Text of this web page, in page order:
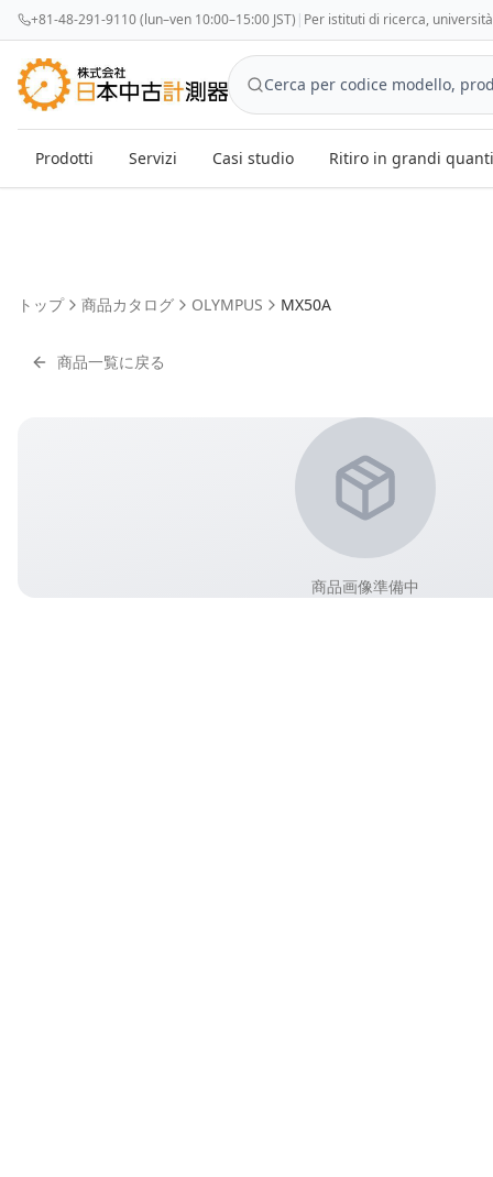
+81-48-291-9110 (lun–ven 10:00–15:00 JST) | Per istituti di ricerca,
Prodotti Servizi Casi studio Ritiro in grandi
トップ 商品カタログ OLYMPUS MX50A
商品一覧に戻る
商品画像準備中